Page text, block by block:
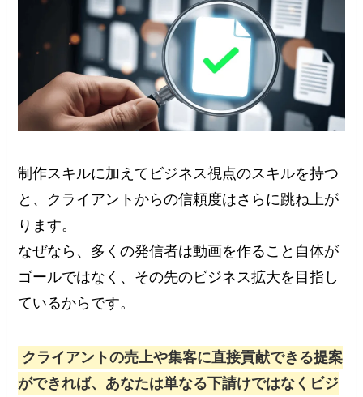
制作スキルに加えてビジネス視点のスキルを持つ
と、クライアントからの信頼度はさらに跳ね上が
ります。
なぜなら、多くの発信者は動画を作ること自体が
ゴールではなく、その先のビジネス拡大を目指し
ているからです。
クライアントの売上や集客に直接貢献できる提案
ができれば、あなたは単なる下請けではなくビジ